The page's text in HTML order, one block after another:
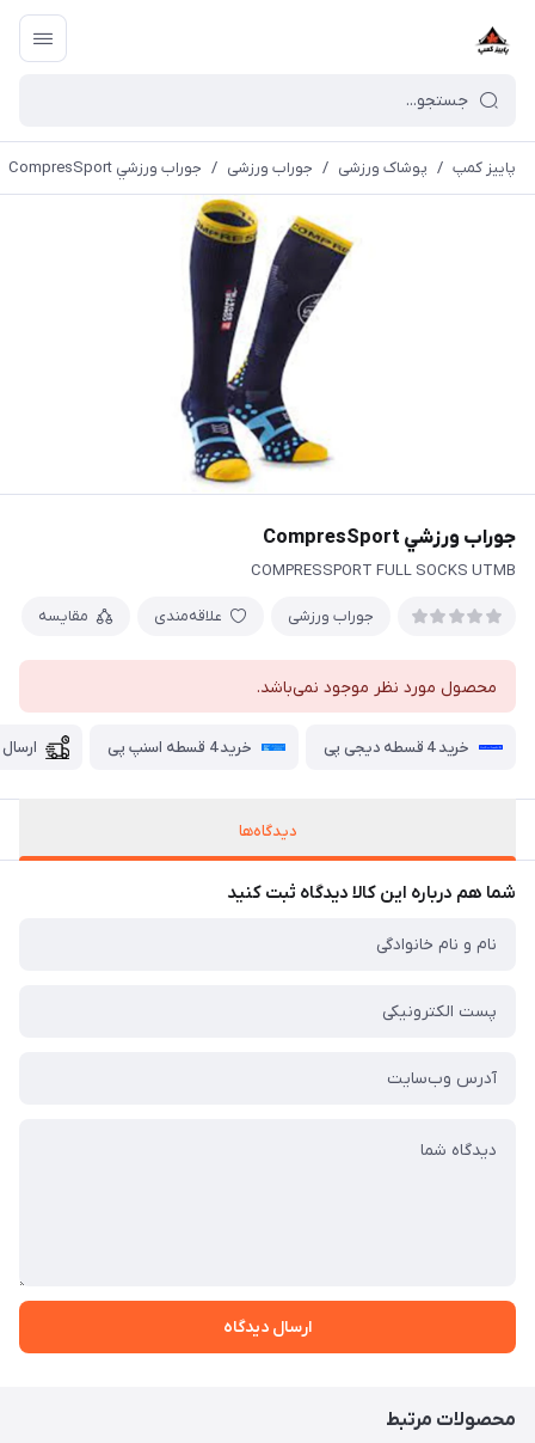
پاییز کمپ / پوشاک ورزشی / جوراب ورزشی / جوراب ورزشي CompresSport
جوراب ورزشي CompresSport
COMPRESSPORT FULL SOCKS UTMB
جوراب ورزشی علاقه‌مندی مقایسه
محصول مورد نظر موجود نمی‌باشد.
خرید 4 قسطه دیجی پی خرید 4 قسطه اسنپ پی
دیدگاه‌ها
شما هم درباره این کالا دیدگاه ثبت کنید
ارسال دیدگاه
محصولات مرتبط